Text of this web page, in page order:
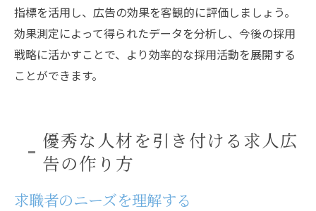
コミュニティの形成と活用
指標を活用し、広告の効果を客観的に評価しましょう。
効果測定によって得られたデータを分析し、今後の採用
戦略に活かすことで、より効率的な採用活動を展開する
ことができます。
優秀な人材を引き付ける求人広
告の作り方
求職者のニーズを理解する